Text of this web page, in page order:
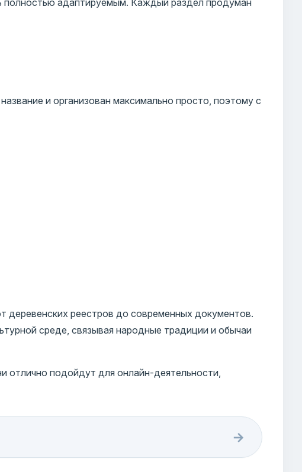
и организован максимально просто, поэтому с
реестров до современных документов.
среде, связывая народные традиции и обычаи
отлично подойдут для онлайн-деятельности,
→